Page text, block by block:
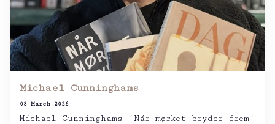
Michael Cunninghams
08 March 2026
Michael Cunninghams ‘Når mørket bryder frem‘